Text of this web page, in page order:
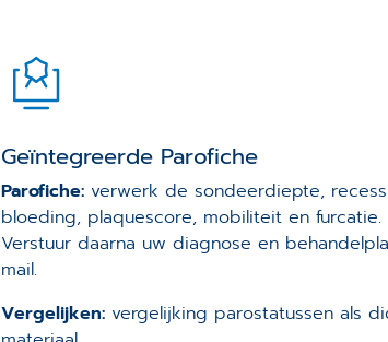
Geïntegreerde Parofiche
Parofiche: verwerk de sondeerdiepte,
bloeding, plaquescore, mobiliteit en furcatie.
Verstuur daarna uw diagnose en
mail.
Vergelijken: vergelijking parostatussen als